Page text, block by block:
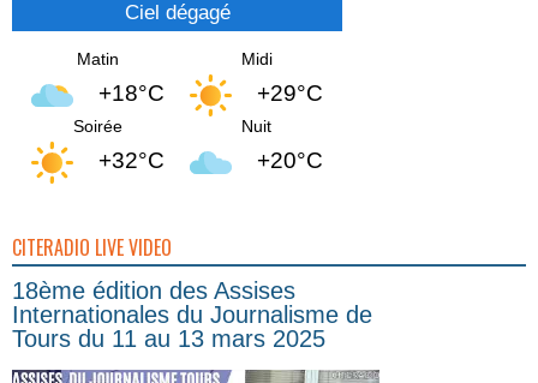
Ciel dégagé
Matin
+18°C
Midi
+29°C
Soirée
+32°C
Nuit
+20°C
CITERADIO LIVE VIDEO
18ème édition des Assises
Internationales du Journalisme de
Tours du 11 au 13 mars 2025